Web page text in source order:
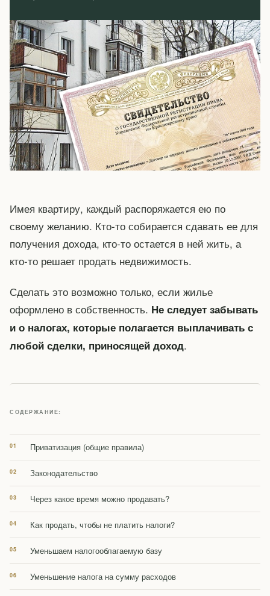
Имея квартиру, каждый распоряжается ею по
своему желанию. Кто-то собирается сдавать ее для
получения дохода, кто-то остается в ней жить, а
кто-то решает продать недвижимость.
Сделать это возможно только, если жилье
оформлено в собственность. Не следует забывать
и о налогах, которые полагается выплачивать с
любой сделки, приносящей доход.
СОДЕРЖАНИЕ:
Приватизация (общие правила)
Законодательство
Через какое время можно продавать?
Как продать, чтобы не платить налоги?
Уменьшаем налогооблагаемую базу
Уменьшение налога на сумму расходов